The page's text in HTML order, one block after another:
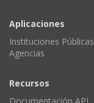
Aplicaciones
Instituciones Públicas
Agencias
Recursos